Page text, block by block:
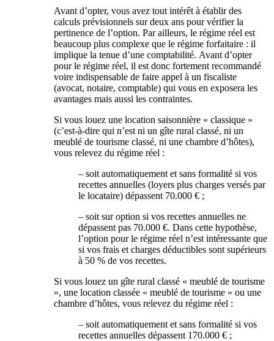
Avant d’opter, vous avez tout intérêt à établir des
calculs prévisionnels sur deux ans pour vérifier la
pertinence de l’option. Par ailleurs, le régime réel est
beaucoup plus complexe que le régime forfaitaire : il
implique la tenue d’une comptabilité. Avant d’opter
pour le régime réel, il est donc fortement recommandé
voire indispensable de faire appel à un fiscaliste
(avocat, notaire, comptable) qui vous en exposera les
avantages mais aussi les contraintes.
Si vous louez une location saisonnière « classique »
(c’est-à-dire qui n’est ni un gîte rural classé, ni un
meublé de tourisme classé, ni une chambre d’hôtes),
vous relevez du régime réel :
– soit automatiquement et sans formalité si vos
recettes annuelles (loyers plus charges versés par
le locataire) dépassent 70.000 € ;
– soit sur option si vos recettes annuelles ne
dépassent pas 70.000 €. Dans cette hypothèse,
l’option pour le régime réel n’est intéressante que
si vos frais et charges déductibles sont supérieurs
à 50 % de vos recettes.
Si vous louez un gîte rural classé « meublé de tourisme
», une location classée « meublé de tourisme » ou une
chambre d’hôtes, vous relevez du régime réel :
– soit automatiquement et sans formalité si vos
recettes annuelles dépassent 170.000 € ;